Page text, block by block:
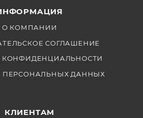
О КОМПАНИИ
СОГЛАШЕНИЕ
КОНФИДЕНЦИАЛЬНОСТИ
ПЕРСОНАЛЬНЫХ ДАННЫХ
КЛИЕНТАМ